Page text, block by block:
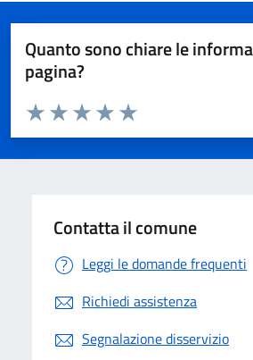
Quanto sono chiare le
pagina?
Valuta da 1 a 5 stelle la pagina
Valuta 5 stelle su 5
Valuta 4 stelle su 5
Valuta 3 stelle su 5
Valuta 2 stelle su 5
Valuta 1 stelle su 5
Contatta il comune
Leggi le domande frequenti
Richiedi assistenza
Segnalazione disservizio